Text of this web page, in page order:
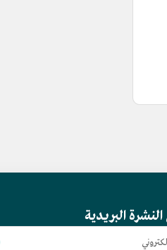
البريدية